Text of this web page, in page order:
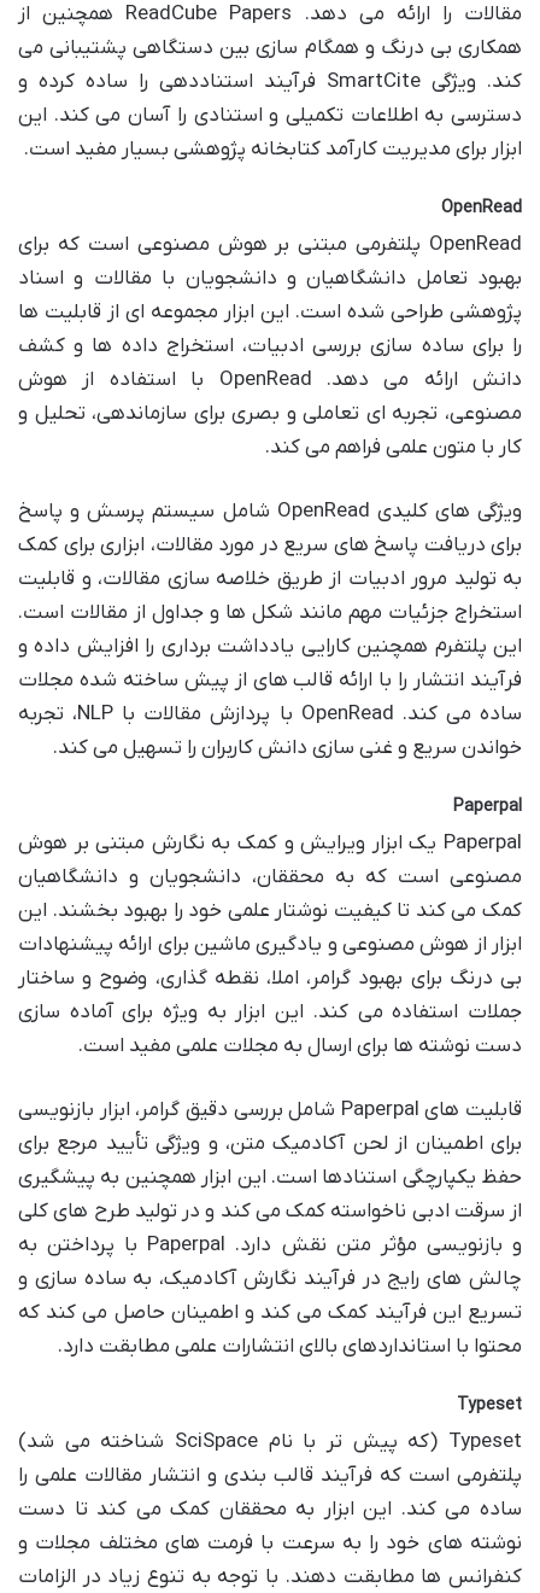
مقالات را ارائه می دهد. ReadCube Papers همچنین از
همکاری بی درنگ و همگام سازی بین دستگاهی پشتیبانی می
کند. ویژگی SmartCite فرآیند استناددهی را ساده کرده و
دسترسی به اطلاعات تکمیلی و استنادی را آسان می کند. این
ابزار برای مدیریت کارآمد کتابخانه پژوهشی بسیار مفید است.
OpenRead
OpenRead پلتفرمی مبتنی بر هوش مصنوعی است که برای
بهبود تعامل دانشگاهیان و دانشجویان با مقالات و اسناد
پژوهشی طراحی شده است. این ابزار مجموعه ای از قابلیت ها
را برای ساده سازی بررسی ادبیات، استخراج داده ها و کشف
دانش ارائه می دهد. OpenRead با استفاده از هوش
مصنوعی، تجربه ای تعاملی و بصری برای سازماندهی، تحلیل و
کار با متون علمی فراهم می کند.
ویژگی های کلیدی OpenRead شامل سیستم پرسش و پاسخ
برای دریافت پاسخ های سریع در مورد مقالات، ابزاری برای کمک
به تولید مرور ادبیات از طریق خلاصه سازی مقالات، و قابلیت
استخراج جزئیات مهم مانند شکل ها و جداول از مقالات است.
این پلتفرم همچنین کارایی یادداشت برداری را افزایش داده و
فرآیند انتشار را با ارائه قالب های از پیش ساخته شده مجلات
ساده می کند. OpenRead با پردازش مقالات با NLP، تجربه
خواندن سریع و غنی سازی دانش کاربران را تسهیل می کند.
Paperpal
Paperpal یک ابزار ویرایش و کمک به نگارش مبتنی بر هوش
مصنوعی است که به محققان، دانشجویان و دانشگاهیان
کمک می کند تا کیفیت نوشتار علمی خود را بهبود بخشند. این
ابزار از هوش مصنوعی و یادگیری ماشین برای ارائه پیشنهادات
بی درنگ برای بهبود گرامر، املا، نقطه گذاری، وضوح و ساختار
جملات استفاده می کند. این ابزار به ویژه برای آماده سازی
دست نوشته ها برای ارسال به مجلات علمی مفید است.
قابلیت های Paperpal شامل بررسی دقیق گرامر، ابزار بازنویسی
برای اطمینان از لحن آکادمیک متن، و ویژگی تأیید مرجع برای
حفظ یکپارچگی استنادها است. این ابزار همچنین به پیشگیری
از سرقت ادبی ناخواسته کمک می کند و در تولید طرح های کلی
و بازنویسی مؤثر متن نقش دارد. Paperpal با پرداختن به
چالش های رایج در فرآیند نگارش آکادمیک، به ساده سازی و
تسریع این فرآیند کمک می کند و اطمینان حاصل می کند که
محتوا با استانداردهای بالای انتشارات علمی مطابقت دارد.
Typeset
Typeset (که پیش تر با نام SciSpace شناخته می شد)
پلتفرمی است که فرآیند قالب بندی و انتشار مقالات علمی را
ساده می کند. این ابزار به محققان کمک می کند تا دست
نوشته های خود را به سرعت با فرمت های مختلف مجلات و
کنفرانس ها مطابقت دهند. با توجه به تنوع زیاد در الزامات